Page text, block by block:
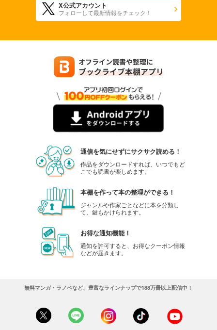
X公式アカウント
フォローして最新情報をチェック！
通信を気にせずにサクサク読める！
作品をダウンロードすれば、いつでもど
こでも読書が楽しめます。
本棚を作って本の整理ができる！
ジャンルや作家ごとなどに本を分類し
て、鍵もかけられます。
お得な通知機能！
通知を許可すると、お得なクーポン情報
などが届きます。
無料マンガ・ラノベなど、豊富なラインナップで188万冊以上配信中！